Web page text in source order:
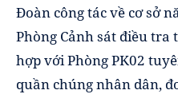
Đoàn công tác về cơ sở
Phòng Cảnh sát điều
hợp với Phòng PK02
quần chúng nhân dân,